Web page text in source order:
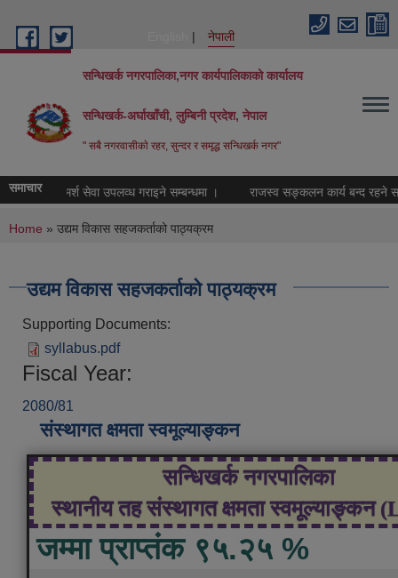
नेपाली
सन्धिखर्क नगरपालिका,नगर कार्यपालिकाको कार्यालय
सन्धिखर्क-अर्घाखाँची, लुम्बिनी प्रदेश, नेपाल
" सबै नगरवासीकाे रहर, सुन्दर र समृद्ध सन्धिखर्क नगर"
समाचारपरामर्श सेवा उपलव्ध गराइने सम्बन्धमा । राजस्व सङ्कलन कार्य बन्द रहने
You are here
Home » उद्यम विकास सहजकर्ताको पाठ्यक्रम
उद्यम विकास सहजकर्ताको पाठ्यक्रम
Supporting Documents:
syllabus.pdf
Fiscal Year:
2080/81
संस्थागत क्षमता स्वमूल्याङ्कन
सन्धिखर्क नगरपालिका
स्थानीय तह संस्थागत क्षमता स्वमूल्याङ्कन
जम्मा प्राप्तंक ९५.२५ %